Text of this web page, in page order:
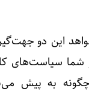
این دو
سیاست‌های
چگونه به پیش